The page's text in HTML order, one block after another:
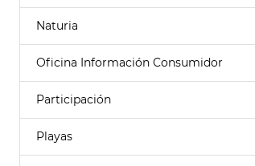
Naturia
Oficina Información Consumidor
Participación
Playas